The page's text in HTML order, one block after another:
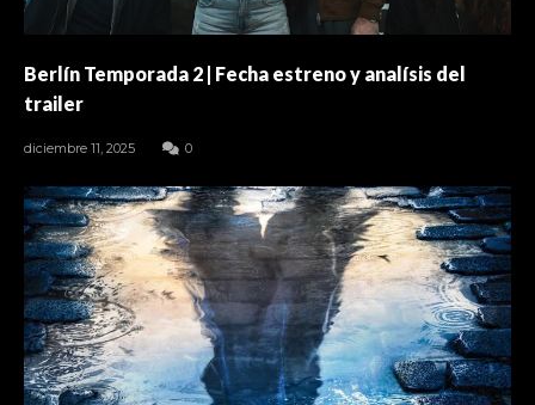
Berlín Temporada 2 | Fecha estreno y analísis del
trailer
diciembre 11, 2025 0